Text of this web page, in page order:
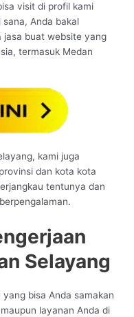
visit di profil kami
Anda bakal
jasa buat website yang
termasuk Medan
kami juga
dan kota kota
tentunya dan
Selayang
bisa Anda samakan
layanan Anda di